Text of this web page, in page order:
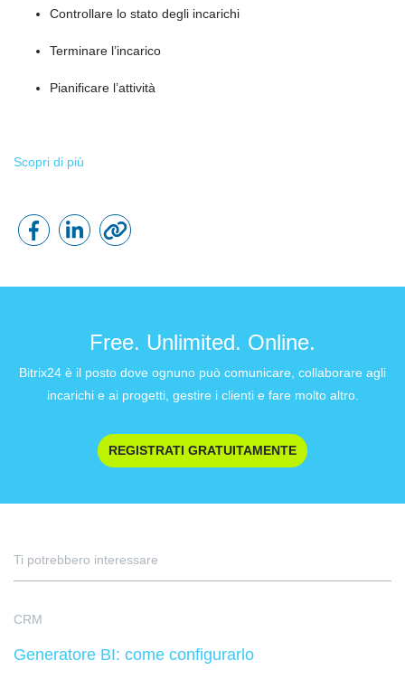
Controllare lo stato degli incarichi
Terminare l’incarico
Pianificare l’attività
Scopri di più
Free. Unlimited. Online.
Bitrix24 è il posto dove ognuno può comunicare, collaborare agli
incarichi e ai progetti, gestire i clienti e fare molto altro.
REGISTRATI GRATUITAMENTE
Ti potrebbero interessare
CRM
Generatore BI: come configurarlo